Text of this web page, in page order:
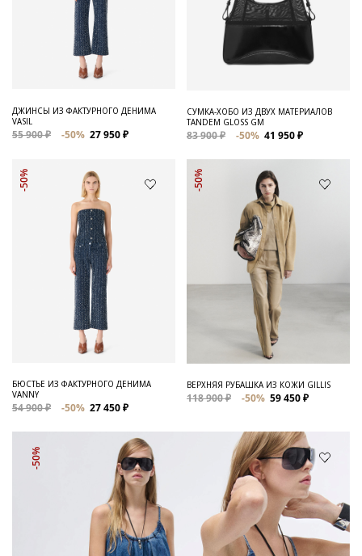
ДЖИНСЫ ИЗ ФАКТУРНОГО ДЕНИМА
VASIL
55 900 ₽ -50% 27 950 ₽
СУМКА-ХОБО ИЗ ДВУХ МАТЕРИАЛОВ
TANDEM GLOSS GM
83 900 ₽ -50% 41 950 ₽
-50%
БЮСТЬЕ ИЗ ФАКТУРНОГО ДЕНИМА
VANNY
54 900 ₽ -50% 27 450 ₽
-50%
ВЕРХНЯЯ РУБАШКА ИЗ КОЖИ GILLIS
118 900 ₽ -50% 59 450 ₽
-50%